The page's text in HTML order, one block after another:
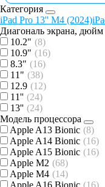
Категория
iPad Pro 13'' M4 (2024)
Диагональ экрана, дюйм
10.2" (8)
10.9" (16)
8.3" (16)
11" (38)
12.9 (12)
11'' (24)
13'' (24)
Модель процессора
Apple A13 Bionic (8)
Apple A14 Bionic (16)
Apple A15 Bionic (16)
Apple M2 (68)
Apple M4 (14)
Apple A16 Bionic (16)